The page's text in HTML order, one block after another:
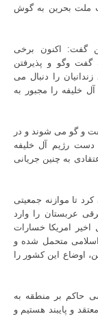
ملت بحرین به گوش
گفت: اکنون برخی
گفت وگو و پذیرفتن
را دنبال می
خلیفه را مجبور به
و گو می شوند و در
دست رژیم آل خلیفه
به چنین جریانی
سعی کرد تا موازنه جمعیتی
عربستان را وارد
اخیر امریکا خسارات
اسلامی متحمل شده و
اوضاع این کشور را
حاکم بر منطقه به
و پایبند هستیم و